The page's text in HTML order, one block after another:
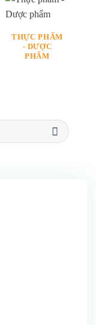
THỰC PHẨM
- DƯỢC
PHẨM